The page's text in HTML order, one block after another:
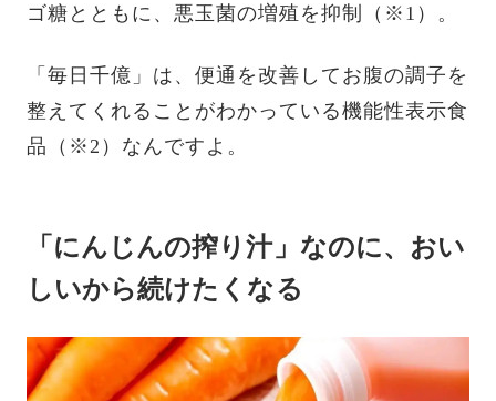
ゴ糖とともに、悪玉菌の増殖を抑制（※1）。
「毎日千億」は、便通を改善してお腹の調子を
整えてくれることがわかっている機能性表示食
品（※2）なんですよ。
「にんじんの搾り汁」なのに、おい
しいから続けたくなる